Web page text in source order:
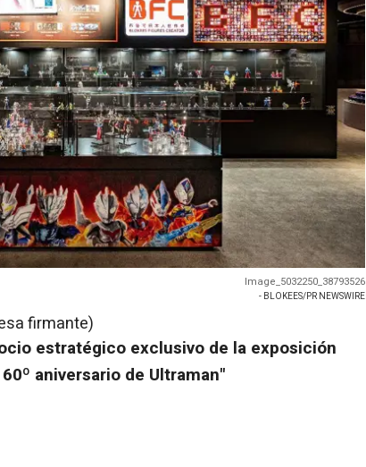
Image_5032250_38793526
- BLOKEES/PR NEWSWIRE
firmante)
estratégico exclusivo de la exposición
aniversario de Ultraman"